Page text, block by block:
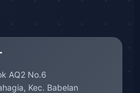
AQ2 No.6
Kec. Babelan